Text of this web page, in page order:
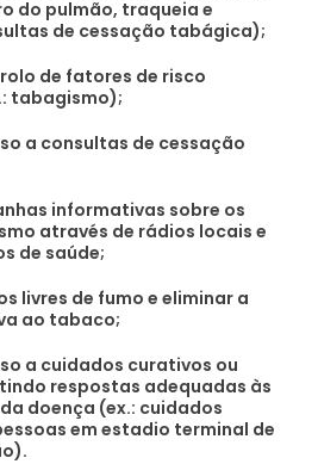
do pulmão, traqueia e
de cessação tabágica);
de fatores de risco
tabagismo);
a consultas de cessação
informativas sobre os
através de rádios locais e
de saúde;
livres de fumo e eliminar a
ao tabaco;
a cuidados curativos ou
respostas adequadas às
doença (ex.: cuidados
em estadio terminal de